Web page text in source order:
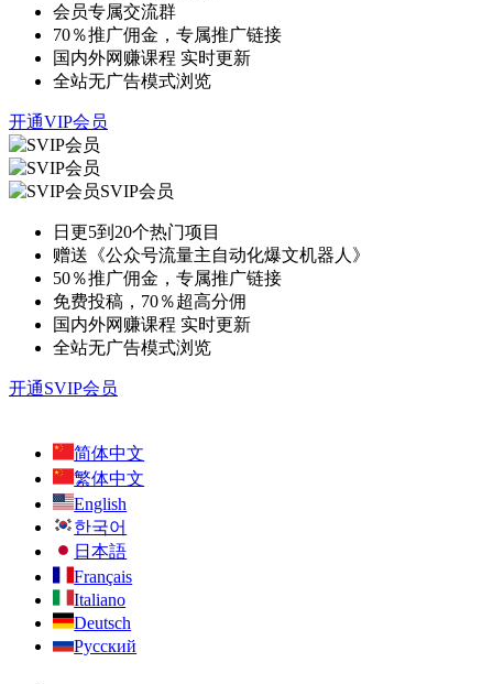
会员专属交流群
70％推广佣金，专属推广链接
国内外网赚课程 实时更新
全站无广告模式浏览
开通VIP会员
SVIP会员
日更5到20个热门项目
赠送《公众号流量主自动化爆文机器人》
50％推广佣金，专属推广链接
免费投稿，70％超高分佣
国内外网赚课程 实时更新
全站无广告模式浏览
开通SVIP会员
简体中文
繁体中文
English
한국어
日本語
Français
Italiano
Deutsch
Русский